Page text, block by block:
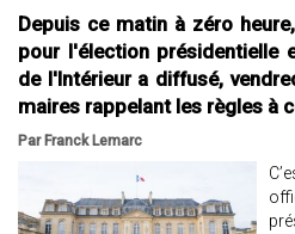
Depuis ce matin à zéro
pour l'élection présidentielle
de l'Intérieur a diffusé,
maires rappelant les règles à
Par Franck Lemarc